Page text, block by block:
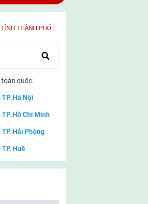
THÀNH PHỐ
toàn quốc:
Hà Nội
Hồ Chí Minh
Hải Phòng
Huế
Cần Thơ
tỉnh Quảng Ninh